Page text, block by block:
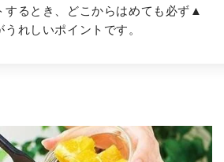
するとき、どこからはめても必ず▲
れしいポイントです。